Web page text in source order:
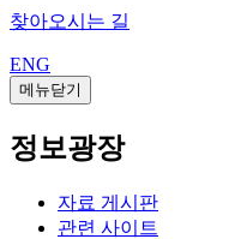
찾아오시는 길
ENG
메뉴닫기
정보광장
자료 게시판
관련 사이트